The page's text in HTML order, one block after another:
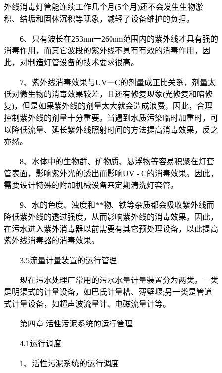
外线消毒灯管能连续工作几个月(5个月)还不会发生生物淤
积、结垢和固体沉积等现象，减轻了设备维护的负担。
6、只有波长在253nm一260nm范围内的紫外线才具有强的
消毒作用，而其它波段的紫外线不具有有效的消毒作用，因
此，对制造灯管设备的技术要求很高。
7、紫外线消毒效果与UV一C的剂量成正比关系，剂量太
低对微生物的消毒效果较差，且还有修复现象(光修复和暗修
复)，但是如果紫外线的剂量太大就会造成浪费。因此，合理
控制紫外线的剂量十分重要。当遇到水质污染临时加重时，可
以降低流量、延长紫外线照射时间的方法提高消毒效果，反之
亦然。
8、水体中的生物群、矿物质、悬浮物等容易积聚在灯套
管表面，影响紫外光的透出而影响UV - C的消毒效果。因此，
需要设计特殊的附加机械设备来定期清洗灯套管。
9、水的色度、浊度和**物、铁等杂质都会吸收紫外线而
降低紫外线的透过强度，从而影响紫外线的消毒效果。因此，
在污水进入紫外消毒器以前需要有其它预处理设备，以此提高
紫外线消毒器的消毒效果。
3.5流量计量装置的运行管理
现在污水处理厂常用的污水水量计量装置分为两类。一类
是明渠式的计量设备，如巴氏计量槽、薄壁堰;另一类是管道
式计量设备，如超声波流量计、电磁流量计等。
第四章 活性污泥系统的运行管理
4.1运行调度
1、活性污泥系统的运行调度